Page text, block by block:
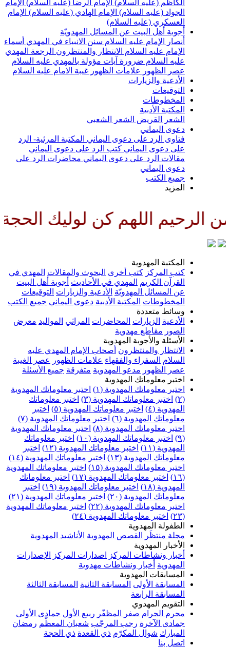
(عليه السلام) الإمام الرضا (عليه السلام) الإمام
(عليه السلام) الإمام الهادي (عليه السلام) الإمام
(عليه السلام)
أهل البيت عن المسائل المهدويّة
الإمام عليه السلامسنن الانبياء في المهديأسماء
عليه السلامالانتظار والمنتظرونالرجعةالمهدي
السلام ضرورة آيات مؤولة بالمهدي عليه السلام
علامات الظهورغيبة الامام عليه السلام
والزيارات
الأدبية
الشعر الشعبي
اليماني
الرد على دعوى اليماني المكتبة المرئية- الرد
دعوى اليماني كتب الرد على دعوى اليماني
الرد على دعوى اليماني محاضرات الرد على
كن لوليك الحجة بن
المهدوية
كتب أخرى البحوث والمقالات المهدي في
المهدي في الأحاديث أجوبة أهل البيت
المسائل المهدويّة الأدعية والزيارات التوقيعات
المكتبة الأدبية دعوى اليماني جميع الكتب
متعددة
الزيارات المحاضرات المراثي المواليد معرض
مقاطع مهدوية
والأجوبة المهدوية
والمنتظرون أصحاب الإمام المهدي عليه
السفراء والفقهاء علامات الظهور عصر الغيبة
مدعو المهدوية متفرقة جميع الأسئلة
معلوماتك المهدوية
معلوماتك المهدوية (١)
اختبر معلوماتك المهدوية
اختبر معلوماتك المهدوية (٣)
اختبر معلوماتك
اختبر معلوماتك المهدوية (٥)
اختبر
المهدوية (٦)
اختبر معلوماتك المهدوية (٧)
معلوماتك المهدوية (٨)
اختبر معلوماتك المهدوية
اختبر معلوماتك المهدوية (١٠)
اختبر معلوماتك
اختبر معلوماتك المهدوية (١٢)
اختبر
المهدوية (١٣)
اختبر معلوماتك المهدوية (١٤)
معلوماتك المهدوية (١٥)
اختبر معلوماتك المهدوية
اختبر معلوماتك المهدوية (١٧)
اختبر معلوماتك
اختبر معلوماتك المهدوية (١٩)
اختبر
المهدوية (٢٠)
اختبر معلوماتك المهدوية (٢١)
معلوماتك المهدوية (٢٢)
اختبر معلوماتك المهدوية
اختبر معلوماتك المهدوية (٢٤)
المهدوية
منتظَر
القصص المهدوية الأناشيد المهدوية
المهدوية
ونشاطات المركز اصدارات المركز الإصدارات
أخبار ونشاطات مهدوية
المهدوية
الأولى المسابقة الثانية المسابقة الثالثة
الرابعة
المهدوي
الحرام
صفر المظفّر ربيع الأول جمادى الأولى
رجب المرجّب شعبان المعظّم رمضان
شوال المكرّم ذي القعدة ذي الحجة